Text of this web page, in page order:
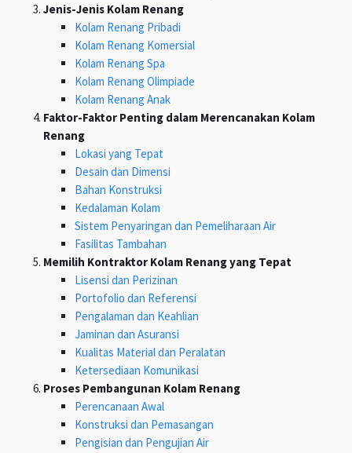
Jenis-Jenis Kolam Renang
Kolam Renang Pribadi
Kolam Renang Komersial
Kolam Renang Spa
Kolam Renang Olimpiade
Kolam Renang Anak
Faktor-Faktor Penting dalam Merencanakan Kolam
Renang
Lokasi yang Tepat
Desain dan Dimensi
Bahan Konstruksi
Kedalaman Kolam
Sistem Penyaringan dan Pemeliharaan Air
Fasilitas Tambahan
Memilih Kontraktor Kolam Renang yang Tepat
Lisensi dan Perizinan
Portofolio dan Referensi
Pengalaman dan Keahlian
Jaminan dan Asuransi
Kualitas Material dan Peralatan
Ketersediaan Komunikasi
Proses Pembangunan Kolam Renang
Perencanaan Awal
Konstruksi dan Pemasangan
Pengisian dan Pengujian Air